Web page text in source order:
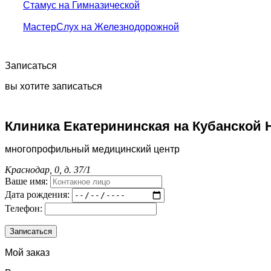
Стамус на Гимназической
МастерСлух на Железнодорожной
Записаться
вы хотите записаться
Клиника Екатерининская на Кубанской
многопрофильный медицинский центр
Краснодар, 0, д. 37/1
Ваше имя:
Дата рождения:
Телефон:
Мой заказ